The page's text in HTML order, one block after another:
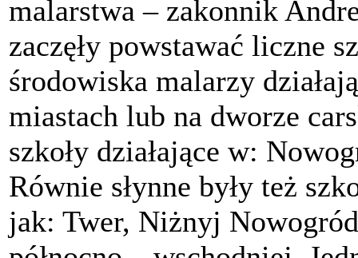
malarstwa – zakonnik
zaczęły powstawać liczne
środowiska malarzy
miastach lub na dworze
szkoły działające w:
Równie słynne były też
jak: Twer, Niżnyj